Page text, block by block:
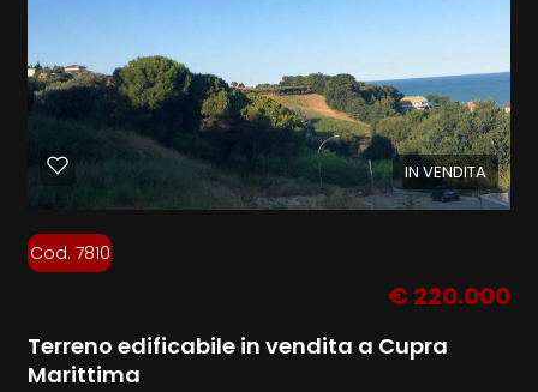
IN VENDITA
Cod. 7810
€ 220.000
Terreno edificabile in vendita a Cupra
Marittima